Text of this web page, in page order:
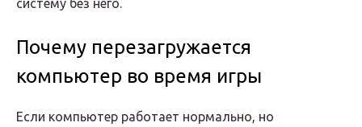
систему без него.
Почему перезагружается
компьютер во время игры
Если компьютер работает нормально, но